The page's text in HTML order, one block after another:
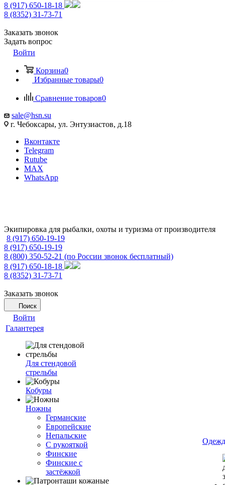
8 (917) 650-18-18
8 (8352) 31-73-71
Заказать звонок
Задать вопрос
Войти
Корзина0
Избранные товары0
Сравнение товаров0
sale@hsn.su
г. Чебоксары, ул. Энтузиастов, д.18
Вконтакте
Telegram
Rutube
MAX
WhatsApp
Экипировка для рыбалки, охоты и туризма от производителя
8 (917) 650-19-19
8 (917) 650-19-19
8 (800) 350-52-21 (по России звонок бесплатный)
8 (917) 650-18-18
8 (8352) 31-73-71
Заказать звонок
Поиск
Войти
Галантерея
Для стендовой
стрельбы
Кобуры
Ножны
Германские
Европейские
Непальские
С рукояткой
Финские
Финские с
застёжкой